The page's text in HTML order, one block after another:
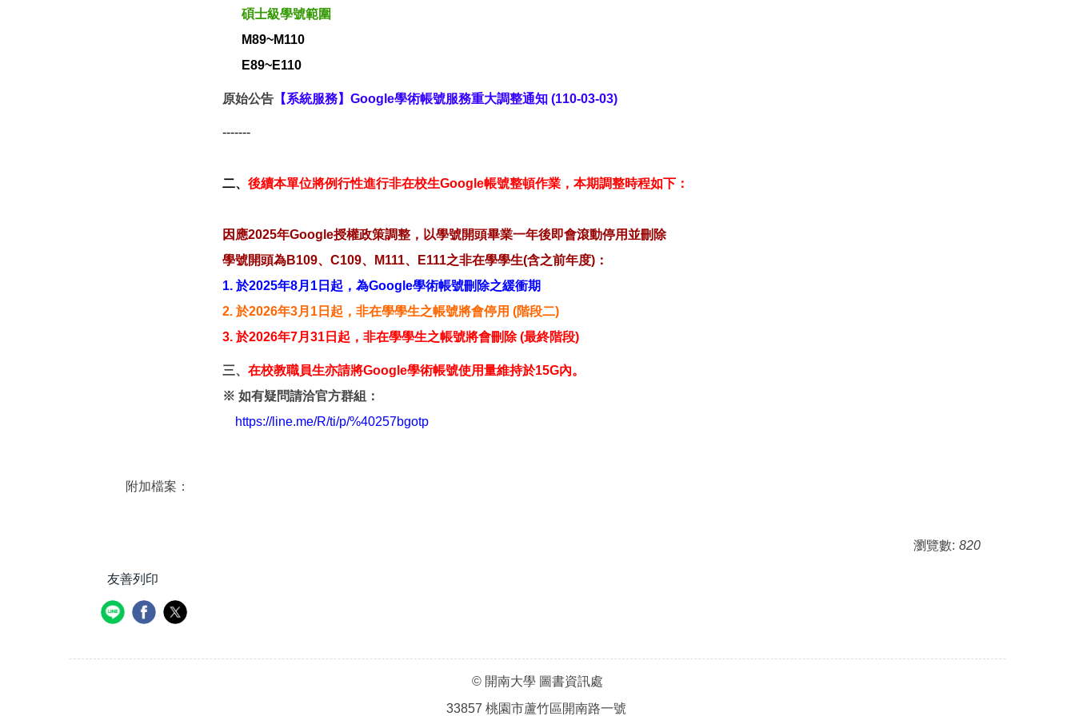
碩士級學號範圍
M89~M110
E89~E110
原始公告 【系統服務】Google學術帳號服務重大調整通知 (110-03-03)
-------
二、 後續本單位將例行性進行非在校生Google帳號整頓作業，本期調整時程如下：
因應2025年Google授權政策調整，以學號開頭畢業一年後即會滾動停用並刪除
學號開頭為B109、C109、M111、E111之非在學學生(含之前年度) ：
1. 於2025年8月1日起，為Google學術帳號刪除之緩衝期
2. 於2026年3月1日起，非在學學生之帳號將會停用 (階段二)
3. 於2026年7月31日起，非在學學生之帳號將會刪除 (最終階段)
三、 在校教職員生亦請將Google學術帳號使用量維持於15G內。
※ 如有疑問請洽官方群組：
https://line.me/R/ti/p/%40257bgotp
附加檔案：
瀏覽數: 820
友善列印
© 開南大學 圖書資訊處
33857 桃園市蘆竹區開南路一號